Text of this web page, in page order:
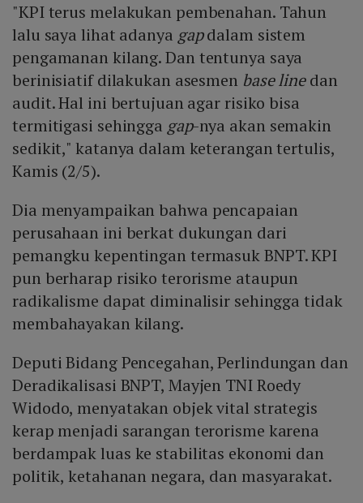
"KPI terus melakukan pembenahan. Tahun
lalu saya lihat adanya gapdalam sistem
pengamanan kilang. Dan tentunya saya
berinisiatif dilakukan asesmen base linedan
audit. Hal ini bertujuan agar risiko bisa
termitigasi sehingga gap-nya akan semakin
sedikit," katanya dalam keterangan tertulis,
Kamis (2/5).
Dia menyampaikan bahwa pencapaian
perusahaan ini berkat dukungan dari
pemangku kepentingan termasuk BNPT. KPI
pun berharap risiko terorisme ataupun
radikalisme dapat diminalisir sehingga tidak
membahayakan kilang.
Deputi Bidang Pencegahan, Perlindungan dan
Deradikalisasi BNPT, Mayjen TNI Roedy
Widodo, menyatakan objek vital strategis
kerap menjadi sarangan terorisme karena
berdampak luas ke stabilitas ekonomi dan
politik, ketahanan negara, dan masyarakat.